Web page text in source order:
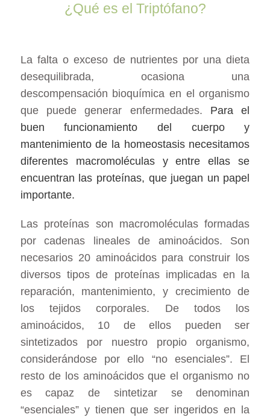
¿Qué es el Triptófano?
La falta o exceso de nutrientes por una dieta
desequilibrada, ocasiona una
descompensación bioquímica en el organismo
que puede generar enfermedades. Para el
buen funcionamiento del cuerpo y
mantenimiento de la homeostasis necesitamos
diferentes macromoléculas y entre ellas se
encuentran las proteínas, que juegan un papel
importante.
Las proteínas son macromoléculas formadas
por cadenas lineales de aminoácidos. Son
necesarios 20 aminoácidos para construir los
diversos tipos de proteínas implicadas en la
reparación, mantenimiento, y crecimiento de
los tejidos corporales. De todos los
aminoácidos, 10 de ellos pueden ser
sintetizados por nuestro propio organismo,
considerándose por ello “no esenciales”. El
resto de los aminoácidos que el organismo no
es capaz de sintetizar se denominan
“esenciales” y tienen que ser ingeridos en la